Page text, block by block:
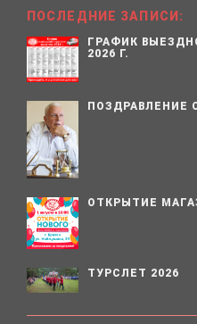
ПОСЛЕДНИЕ ЗАПИСИ:
ГРАФИК
2026 Г.
ПОЗДРАВЛЕНИЕ
ОТКРЫТИЕ
ТУРСЛЕТ 2026